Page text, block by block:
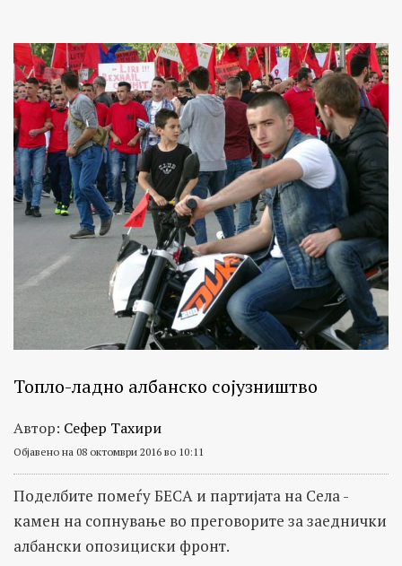
Топло-ладно албанско сојузништво
Автор: Сефер Тахири
Објавено на 08 октомври 2016 во 10:11
Поделбите помеѓу БЕСА и партијата на Села -
камен на сопнување во преговорите за заеднички
албански опозициски фронт.